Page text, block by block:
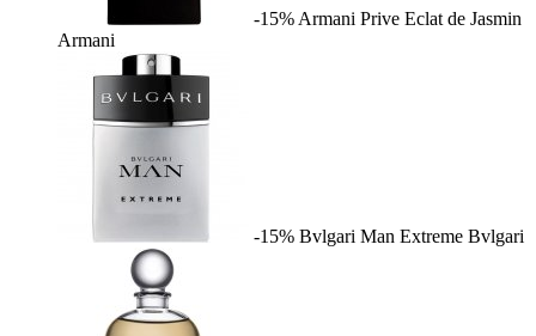
-15% Armani Prive Eclat de Jasmin
Armani
-15% Bvlgari Man Extreme Bvlgari